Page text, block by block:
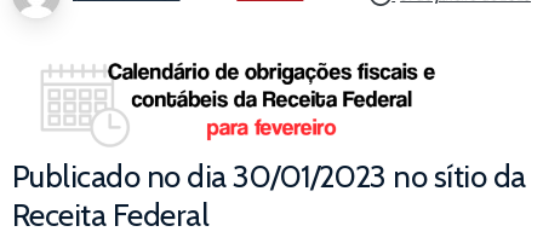
Publicado no dia 30/01/2023 no sítio da
Receita Federal